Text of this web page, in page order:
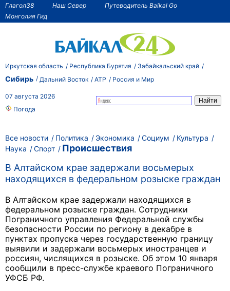
Глагол38 Наш Север
Путеводитель Baikal Go
Монголия Гид
Иркутская область Республика Бурятия Забайкальский край
Сибирь Дальний Восток АТР Россия и Мир
07 августа 2026
Погода
Все новости Политика Экономика Социум
Культура
Наука
Спорт
Происшествия
В Алтайском крае задержали восьмерых
находящихся в федеральном розыске граждан
В Алтайском крае задержали находящихся в
федеральном розыске граждан. Сотрудники
Пограничного управления Федеральной службы
безопасности России по региону в декабре в
пунктах пропуска через государственную границу
выявили и задержали восьмерых иностранцев и
россиян, числящихся в розыске. Об этом 10 января
сообщили в пресс-службе краевого Пограничного
УФСБ РФ.